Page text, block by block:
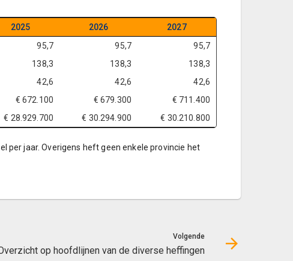
2025 2026
2027
95,7 95,7
95,7
138,3 138,3
138,3
42,6 42,6
42,6
€ 672.100 € 679.300
€ 711.400
€ 28.929.700 € 30.294.900 € 30.210.800
per jaar. Overigens heft geen enkele provincie het
Volgende
op hoofdlijnen van de diverse heffingen